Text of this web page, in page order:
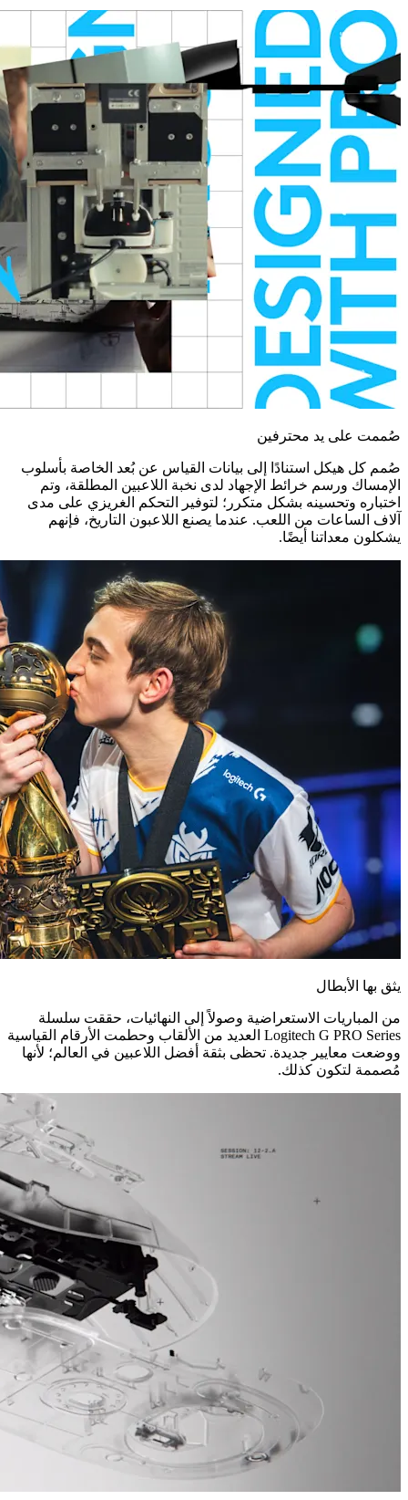
صُممت على يد محترفين
صُمم كل هيكل استنادًا إلى بيانات القياس عن بُعد الخاصة بأسلوب
الإمساك ورسم خرائط الإجهاد لدى نخبة اللاعبين المطلقة، وتم
اختباره وتحسينه بشكل متكرر؛ لتوفير التحكم الغريزي على مدى
آلاف الساعات من اللعب. عندما يصنع اللاعبون التاريخ، فإنهم
يشكلون معداتنا أيضًا.
يثق بها الأبطال
من المباريات الاستعراضية وصولاً إلى النهائيات، حققت سلسلة
Logitech G PRO Series العديد من الألقاب وحطمت الأرقام القياسية
ووضعت معايير جديدة. تحظى بثقة أفضل اللاعبين في العالم؛ لأنها
مُصممة لتكون كذلك.